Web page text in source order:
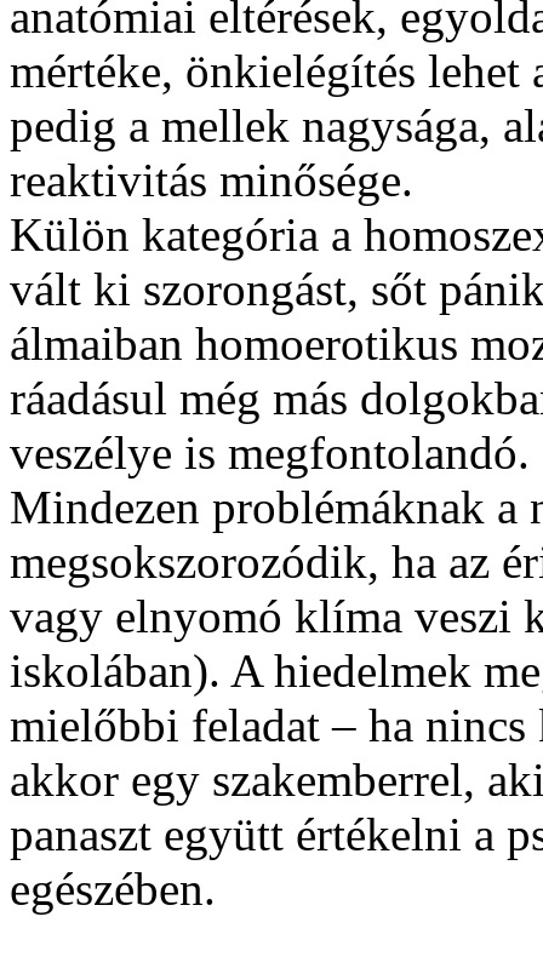
anatómiai eltérések,
mértéke, önkielégítés lehet
pedig a mellek nagysága,
reaktivitás minősége.
Külön kategória a
vált ki szorongást, sőt
álmaiban homoerotikus
ráadásul még más
veszélye is megfontolandó.
Mindezen problémáknak a
megsokszorozódik, ha az
vagy elnyomó klíma veszi
iskolában). A hiedelmek
mielőbbi feladat – ha
akkor egy szakemberrel,
panaszt együtt értékelni a
egészében.